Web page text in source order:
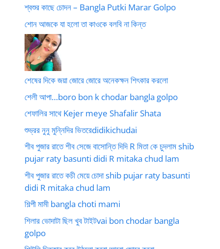
শ্বশুর কাছে চোদন – Bangla Putki Marar Golpo
শোন আজকে যা হলো তা কাওকে বলবি না কিন্ত
শেষের দিকে জয়া জোরে জোরে অনেকক্ষন শিৎকার করলো
শেলী আপা…boro bon k chodar bangla golpo
শেফালির সাথে Kejer meye Shafalir Shata
শুভ্রর নুনু মুন্নিদির ভিতরেdidikichudai
শীব পুজার রাতে শীব সেজে বাসোন্তি দিদি R মিতা কে চুদলাম shib
pujar raty basunti didi R mitaka chud lam
শীব পুজার রাতে কচী মেয়ে চোদা shib pujar raty basunti
didi R mitaka chud lam
শিল্পী মামী bangla choti mami
শিলার ভোদাটা ছিল খুব টাইটvai bon chodar bangla
golpo